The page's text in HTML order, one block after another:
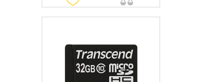
УТОЧНИТЬ НАЛИЧИЕ